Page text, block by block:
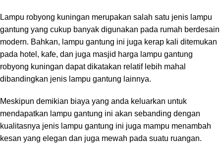
Lampu robyong kuningan merupakan salah satu jenis lampu
gantung yang cukup banyak digunakan pada rumah berdesain
modern. Bahkan, lampu gantung ini juga kerap kali ditemukan
pada hotel, kafe, dan juga masjid harga lampu gantung
robyong kuningan dapat dikatakan relatif lebih mahal
dibandingkan jenis lampu gantung lainnya.
Meskipun demikian biaya yang anda keluarkan untuk
mendapatkan lampu gantung ini akan sebanding dengan
kualitasnya jenis lampu gantung ini juga mampu menambah
kesan yang elegan dan juga mewah pada suatu ruangan.